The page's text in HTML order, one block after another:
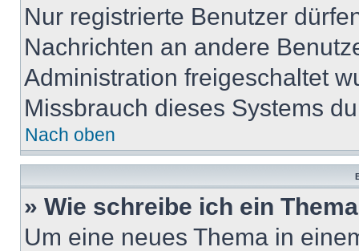
Nur registrierte Benutzer
Nachrichten an andere
Administration freigeschaltet
Missbrauch dieses Systems
Nach oben
» Wie schreibe ich ein
Um eine neues Thema in